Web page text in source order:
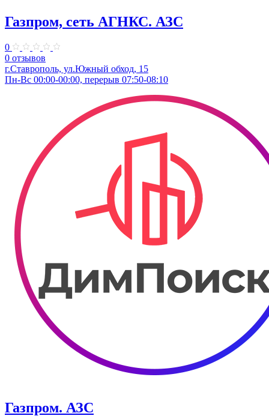
Газпром, сеть АГНКС. АЗС
0
0 отзывов
г.Ставрополь, ул.Южный обход, 15
Пн-Вс 00:00-00:00, перерыв 07:50-08:10
Газпром. АЗС